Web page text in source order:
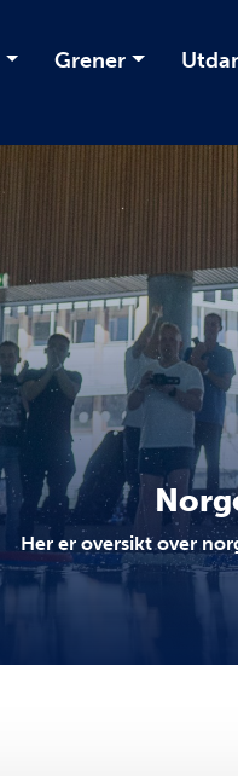
Grener
Her er oversikt over